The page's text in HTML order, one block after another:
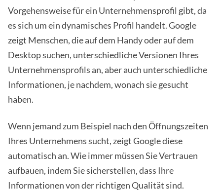
Vorgehensweise für ein Unternehmensprofil gibt, da
es sich um ein dynamisches Profil handelt. Google
zeigt Menschen, die auf dem Handy oder auf dem
Desktop suchen, unterschiedliche Versionen Ihres
Unternehmensprofils an, aber auch unterschiedliche
Informationen, je nachdem, wonach sie gesucht
haben.
Wenn jemand zum Beispiel nach den Öffnungszeiten
Ihres Unternehmens sucht, zeigt Google diese
automatisch an. Wie immer müssen Sie Vertrauen
aufbauen, indem Sie sicherstellen, dass Ihre
Informationen von der richtigen Qualität sind.